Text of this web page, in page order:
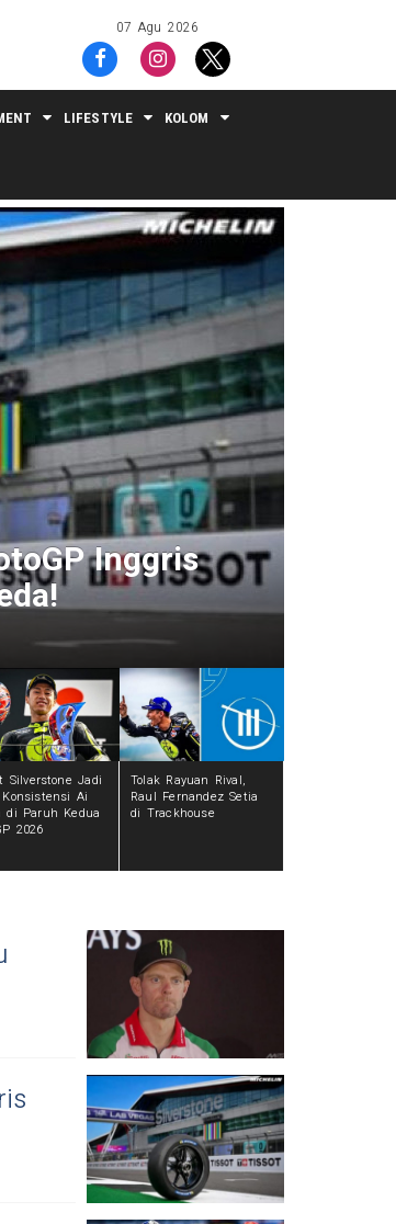
07 Agu 2026
LIFESTYLE KOLOM
Inggris
Silverstone Jadi
Ai
di Paruh Kedua
2026
Tolak Rayuan Rival,
Raul Fernandez Setia
di Trackhouse